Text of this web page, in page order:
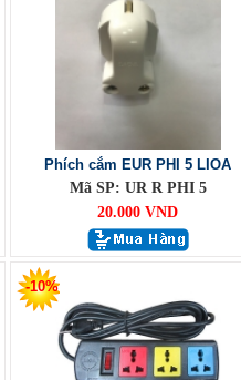
Phích cắm EUR PHI 5 LIOA
Mã SP: UR R PHI 5
20.000 VND
-10%